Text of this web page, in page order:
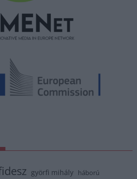
györfi mihály háború